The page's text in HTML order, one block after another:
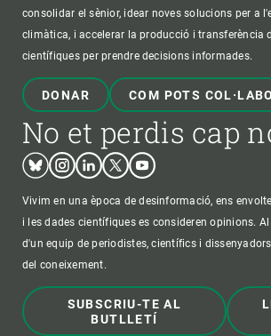
consolidar el sènior, idear noves solucions per a
climàtica, i accelerar la producció i transferència
científiques per prendre decisions informades.
DONAR COM POTS
No et perdis cap
BlueskyInstagram
LinkedinTwitterYoutube
Vivim en una època de desinformació, ens
i les dades científiques es consideren opinions. Al
d'un equip de periodistes, científics i
del coneixement.
SUBSCRIU-TE AL
BUTLLETÍ